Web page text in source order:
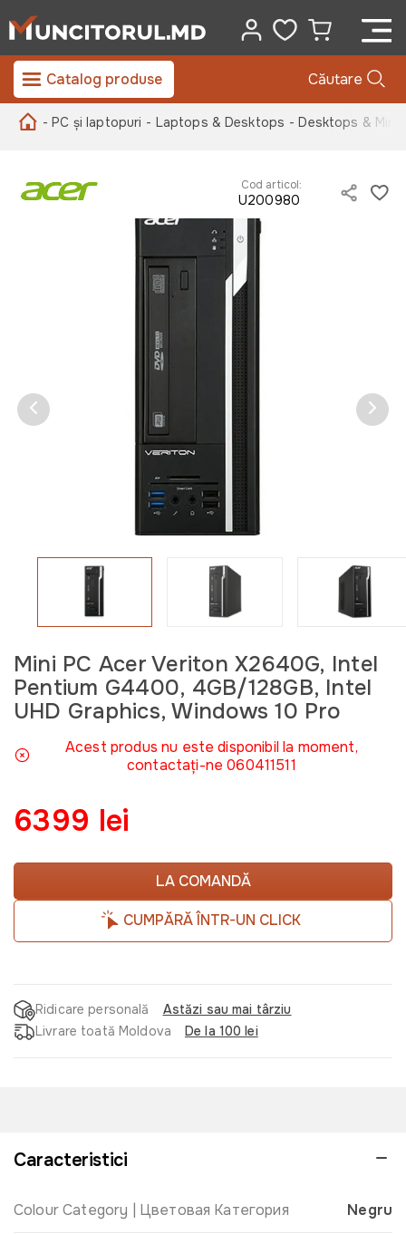
Catalog produse Căutare
- PC și laptopuri - Laptops & Desktops - Desktops & Mini-
Cod articol:
U200980
Mini PC Acer Veriton X2640G, Intel
Pentium G4400, 4GB/128GB, Intel
UHD Graphics, Windows 10 Pro
Acest produs nu este disponibil la moment,
contactați-ne 060411511
6399 lei
LA COMANDĂ
CUMPĂRĂ ÎNTR-UN CLICK
Ridicare personală
Astăzi sau mai târziu
Livrare toată Moldova
De la 100 lei
Caracteristici
Colour Category | Цветовая Категория Negru